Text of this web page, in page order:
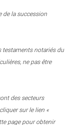
de la succession
testaments notariés du
ne pas être
des secteurs
sur le lien «
page pour obtenir